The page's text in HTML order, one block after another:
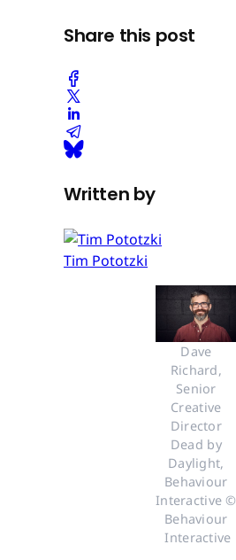
Share this post
Written by
Tim Pototzki
Dave
Richard,
Senior
Creative
Director
Dead by
Daylight,
Behaviour
Interactive ©
Behaviour
Interactive